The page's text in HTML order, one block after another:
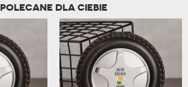
POLECANE DLA CIEBIE